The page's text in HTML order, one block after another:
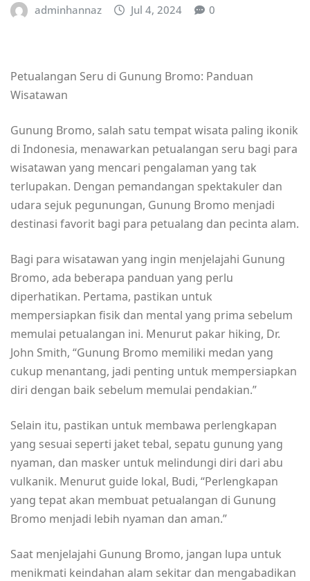
adminhannaz Jul 4, 2024 0
Petualangan Seru di Gunung Bromo: Panduan
Wisatawan
Gunung Bromo, salah satu tempat wisata paling ikonik
di Indonesia, menawarkan petualangan seru bagi para
wisatawan yang mencari pengalaman yang tak
terlupakan. Dengan pemandangan spektakuler dan
udara sejuk pegunungan, Gunung Bromo menjadi
destinasi favorit bagi para petualang dan pecinta alam.
Bagi para wisatawan yang ingin menjelajahi Gunung
Bromo, ada beberapa panduan yang perlu
diperhatikan. Pertama, pastikan untuk
mempersiapkan fisik dan mental yang prima sebelum
memulai petualangan ini. Menurut pakar hiking, Dr.
John Smith, “Gunung Bromo memiliki medan yang
cukup menantang, jadi penting untuk mempersiapkan
diri dengan baik sebelum memulai pendakian.”
Selain itu, pastikan untuk membawa perlengkapan
yang sesuai seperti jaket tebal, sepatu gunung yang
nyaman, dan masker untuk melindungi diri dari abu
vulkanik. Menurut guide lokal, Budi, “Perlengkapan
yang tepat akan membuat petualangan di Gunung
Bromo menjadi lebih nyaman dan aman.”
Saat menjelajahi Gunung Bromo, jangan lupa untuk
menikmati keindahan alam sekitar dan mengabadikan